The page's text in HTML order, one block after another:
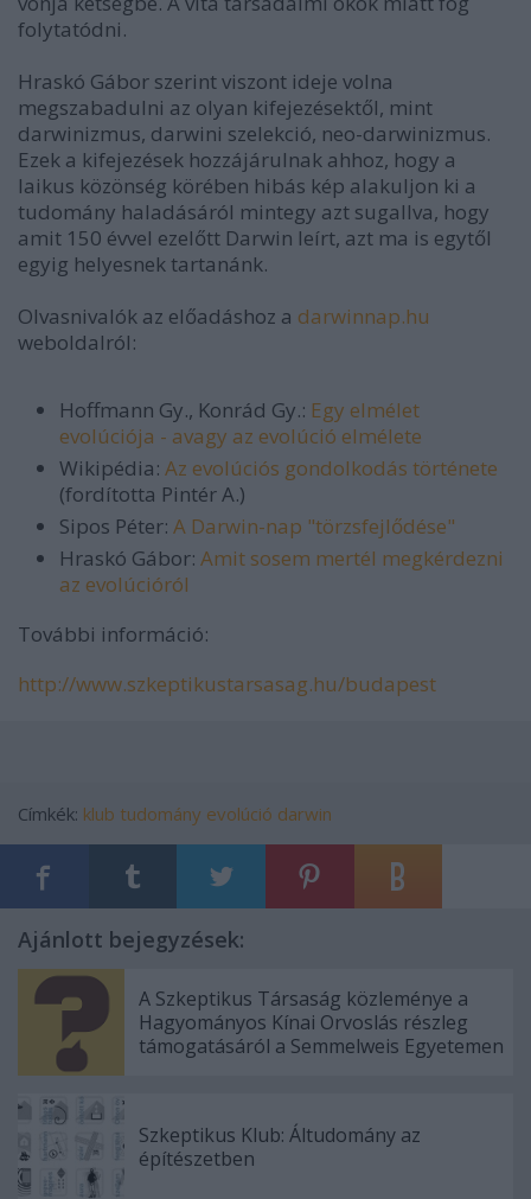
folytatódni.
Hraskó Gábor szerint viszont ideje volna
megszabadulni az olyan kifejezésektől, mint
darwinizmus, darwini szelekció, neo-darwinizmus.
Ezek a kifejezések hozzájárulnak ahhoz, hogy a
laikus közönség körében hibás kép alakuljon ki a
tudomány haladásáról mintegy azt sugallva, hogy
amit 150 évvel ezelőtt Darwin leírt, azt ma is egytől
egyig helyesnek tartanánk.
Olvasnivalók az előadáshoz a darwinnap.hu
weboldalról:
Hoffmann Gy., Konrád Gy.: Egy elmélet
evolúciója - avagy az evolúció elmélete
Wikipédia: Az evolúciós gondolkodás története
(fordította Pintér A.)
Sipos Péter: A Darwin-nap "törzsfejlődése"
Hraskó Gábor: Amit sosem mertél megkérdezni
az evolúcióról
További információ:
http://www.szkeptikustarsasag.hu/budapest
Címkék: klub tudomány evolúció darwin
Ajánlott bejegyzések:
A Szkeptikus Társaság közleménye a
Hagyományos Kínai Orvoslás részleg
támogatásáról a Semmelweis Egyetemen
Szkeptikus Klub: Áltudomány az
építészetben